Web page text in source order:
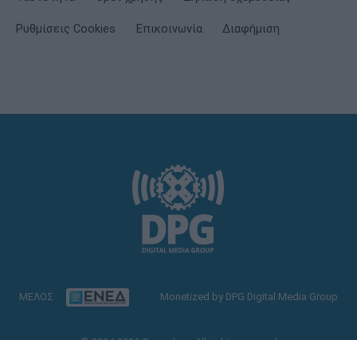
Ρυθμίσεις Cookies Επικοινωνία Διαφήμιση
ΜΕΛΟΣ Monetized by DPG Digital Media Group